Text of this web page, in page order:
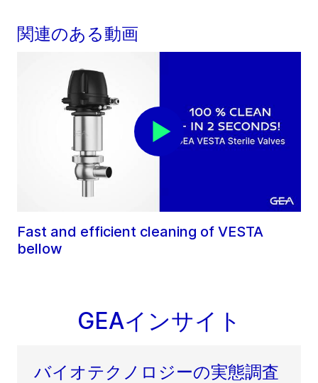
関連のある動画
Fast and efficient cleaning of VESTA
bellow
GEAインサイト
バイオテクノロジーの実態調査